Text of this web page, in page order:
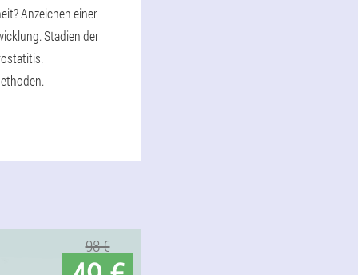
Anzeichen einer
Stadien der
98 €